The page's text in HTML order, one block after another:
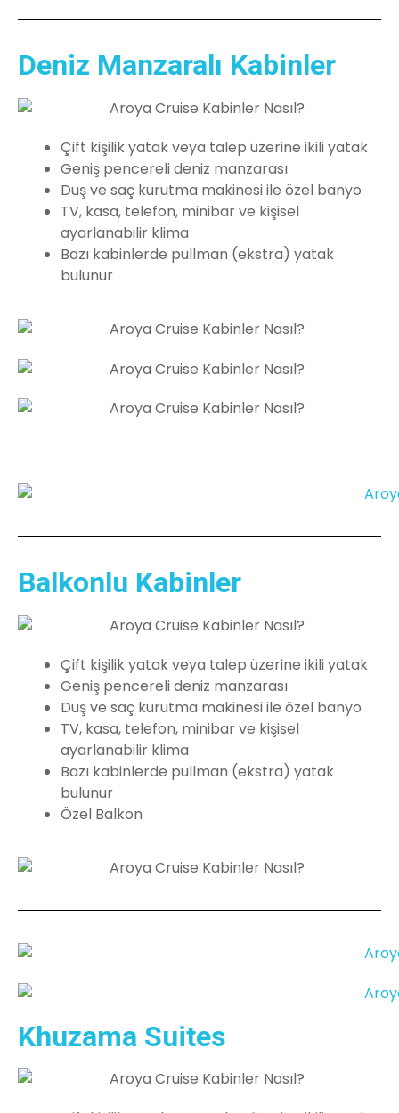
Deniz Manzaralı Kabinler
Çift kişilik yatak veya talep üzerine ikili yatak
Geniş pencereli deniz manzarası
Duş ve saç kurutma makinesi ile özel banyo
TV, kasa, telefon, minibar ve kişisel
ayarlanabilir klima
Bazı kabinlerde pullman (ekstra) yatak
bulunur
Balkonlu Kabinler
Çift kişilik yatak veya talep üzerine ikili yatak
Geniş pencereli deniz manzarası
Duş ve saç kurutma makinesi ile özel banyo
TV, kasa, telefon, minibar ve kişisel
ayarlanabilir klima
Bazı kabinlerde pullman (ekstra) yatak
bulunur
Özel Balkon
Khuzama Suites